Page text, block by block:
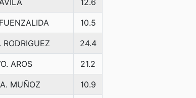
12.6
10.5
RODRIGUEZ 24.4
AROS 21.2
MUÑOZ 10.9